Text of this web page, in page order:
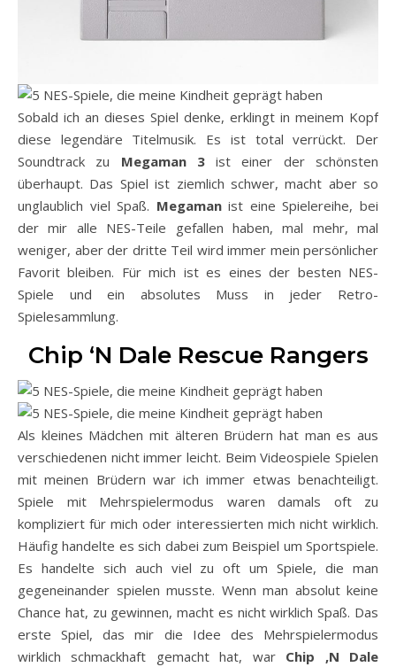
Sobald ich an dieses Spiel denke, erklingt in meinem Kopf
diese legendäre Titelmusik. Es ist total verrückt. Der
Soundtrack zu Megaman 3ist einer der schönsten
überhaupt. Das Spiel ist ziemlich schwer, macht aber so
unglaublich viel Spaß. Megamanist eine Spielereihe, bei
der mir alle NES-Teile gefallen haben, mal mehr, mal
weniger, aber der dritte Teil wird immer mein persönlicher
Favorit bleiben. Für mich ist es eines der besten NES-
Spiele und ein absolutes Muss in jeder Retro-
Spielesammlung.
Chip ‘N Dale Rescue Rangers
Als kleines Mädchen mit älteren Brüdern hat man es aus
verschiedenen nicht immer leicht. Beim Videospiele Spielen
mit meinen Brüdern war ich immer etwas benachteiligt.
Spiele mit Mehrspielermodus waren damals oft zu
kompliziert für mich oder interessierten mich nicht wirklich.
Häufig handelte es sich dabei zum Beispiel um Sportspiele.
Es handelte sich auch viel zu oft um Spiele, die man
gegeneinander spielen musste. Wenn man absolut keine
Chance hat, zu gewinnen, macht es nicht wirklich Spaß. Das
erste Spiel, das mir die Idee des Mehrspielermodus
wirklich schmackhaft gemacht hat, war Chip ‚N Dale